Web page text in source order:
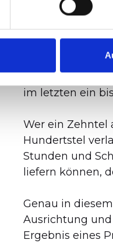
Es gibt eine
im letzten ein
Wer ein Zehntel
Hundertstel
Stunden und
liefern können,
Genau in
Ausrichtung
Ergebnis eines